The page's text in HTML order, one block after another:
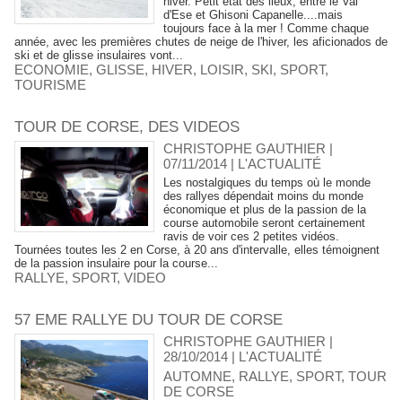
d'Ese et Ghisoni Capanelle....mais
toujours face à la mer ! Comme chaque
année, avec les premières chutes de neige de l'hiver, les aficionados de
ski et de glisse insulaires vont...
ECONOMIE, GLISSE, HIVER, LOISIR, SKI, SPORT,
TOURISME
TOUR DE CORSE, DES VIDEOS
CHRISTOPHE GAUTHIER |
07/11/2014 | L'ACTUALITÉ
Les nostalgiques du temps où le monde
des rallyes dépendait moins du monde
économique et plus de la passion de la
course automobile seront certainement
ravis de voir ces 2 petites vidéos.
Tournées toutes les 2 en Corse, à 20 ans d'intervalle, elles témoignent
de la passion insulaire pour la course...
RALLYE, SPORT, VIDEO
57 EME RALLYE DU TOUR DE CORSE
CHRISTOPHE GAUTHIER |
28/10/2014 | L'ACTUALITÉ
AUTOMNE, RALLYE, SPORT,TOUR
DE CORSE